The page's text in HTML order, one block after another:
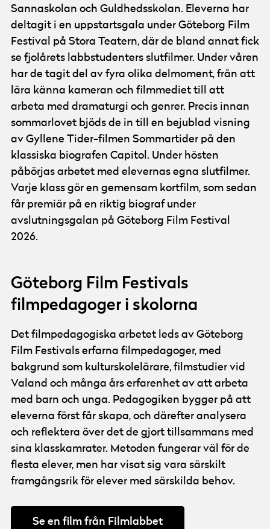
Sannaskolan och Guldhedsskolan. Eleverna har
deltagit i en uppstartsgala under Göteborg Film
Festival på Stora Teatern, där de bland annat fick
se fjolårets labbstudenters slutfilmer. Under våren
har de tagit del av fyra olika delmoment, från att
lära känna kameran och filmmediet till att
arbeta med dramaturgi och genrer. Precis innan
sommarlovet bjöds de in till en bejublad visning
av Gyllene Tider-filmen Sommartider på den
klassiska biografen Capitol. Under hösten
påbörjas arbetet med elevernas egna slutfilmer.
Varje klass gör en gemensam kortfilm, som sedan
får premiär på en riktig biograf under
avslutningsgalan på Göteborg Film Festival
2026.
Göteborg Film Festivals
filmpedagoger i skolorna
Det filmpedagogiska arbetet leds av Göteborg
Film Festivals erfarna filmpedagoger, med
bakgrund som kulturskolelärare, filmstudier vid
Valand och många års erfarenhet av att arbeta
med barn och unga. Pedagogiken bygger på att
eleverna först får skapa, och därefter analysera
och reflektera över det de gjort tillsammans med
sina klasskamrater. Metoden fungerar väl för de
flesta elever, men har visat sig vara särskilt
framgångsrik för elever med särskilda behov.
Se en film från Filmlabbet